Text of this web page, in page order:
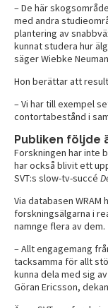
– De här
med andra
plantering av
kunnat studera hur
säger Wiebke
Hon berättar att
– Vi har till exempel
contortabestånd i
Publiken följde
Forskningen har inte
har också blivit ett
SVT:s slow-tv-succé
Via databasen
forskningsälgarna i
namnge flera av dem.
– Allt engagemang
tacksamma för allt
kunna dela med sig
Göran Ericsson,